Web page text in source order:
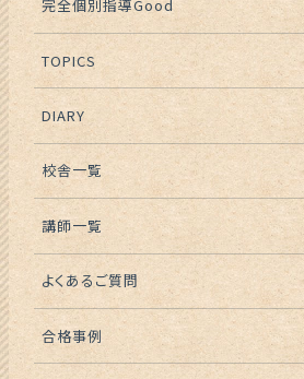
完全個別指導Good
TOPICS
DIARY
校舎一覧
講師一覧
よくあるご質問
合格事例